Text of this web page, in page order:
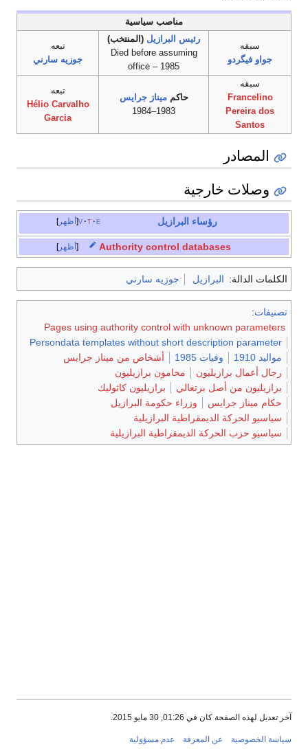
مناصب سياسية
سبقه
جواو فيگردو
رئيس البرازيل (المنتخب)
Died before assuming
office – 1985
تبعه
جوزيه سارني
سبقه
Francelino
Pereira dos
Santos
حاكمميناز جرايس
1983–1984
تبعه
Hélio Carvalho
Garcia
المصادر
وصلات خارجية
أظهر v t e رؤساء البرازيل
أظهر Authority control databases
الكلمات الدالة: البرازيل جوزيه سارني
تصنيفات:
Pages using authority control with unknown parameters
Persondata templates without short description parameter
مواليد 1910
وفيات 1985
أشخاص من ميناز جرايس
رجال أعمال برازيليون
محامون برازيليون
برازيليون من أصل برتغالي
برازيليون كاثوليك
حكام ميناز جرايس
وزراء حكومة البرازيل
سياسيو الحركة الديمقراطية البرازيلية
سياسيو حزب الحركة الديمقراطية البرازيلية
آخر تعديل لهذه الصفحة كان في 01:26, 30 مايو 2015.
سياسة الخصوصية عن المعرفة عدم مسؤولية